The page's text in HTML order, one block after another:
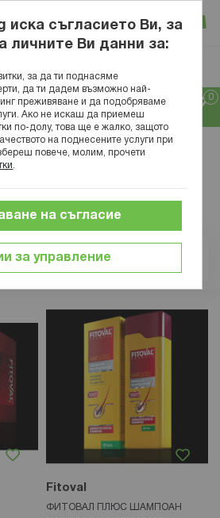
Вход
Позиция
Fitoval
ФИТОВАЛ ПЛЮС ШАМПОАН
иска съгласието Ви, за
личните Ви данни за:
за да ти поднасяме
да ти дадем възможно най-
преживяване и да подобряваме
Ако не искаш да приемеш
по-долу, това ще е жалко, защото
на поднесените услуги при
повече, молим, прочети
за управление
на съгласие